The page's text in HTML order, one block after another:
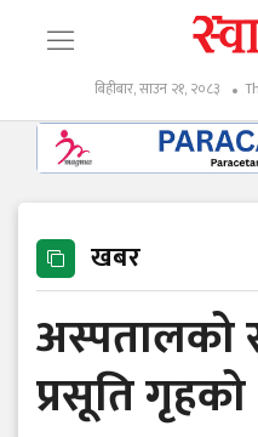
बिहीबार, साउन २१, २०८३
खबर
अस्पतालको
प्रसूति